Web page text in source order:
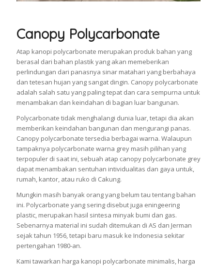
Canopy Polycarbonate
Atap kanopi polycarbonate merupakan produk bahan yang
berasal dari bahan plastik yang akan memeberikan
perlindungan dari panasnya sinar matahari yang berbahaya
dan tetesan hujan yang sangat dingin. Canopy polycarbonate
adalah salah satu yang paling tepat dan cara sempurna untuk
menambakan dan keindahan di bagian luar bangunan.
Polycarbonate tidak menghalangi dunia luar, tetapi dia akan
memberikan keindahan bangunan dan mengurangi panas.
Canopy polycarbonate tersedia berbagai warna. Walaupun
tampaknya polycarbonate warna grey masih pilihan yang
terpopuler di saat ini, sebuah atap canopy polycarbonate grey
dapat menambakan sentuhan intividualitas dan gaya untuk,
rumah, kantor, atau ruko di Cakung.
Mungkin masih banyak orang yang belum tau tentang bahan
ini. Polycarbonate yang sering disebut juga eningeering
plastic, merupakan hasil sintesa minyak bumi dan gas.
Sebenarnya material ini sudah ditemukan di AS dan Jerman
sejak tahun 1956, tetapi baru masuk ke Indonesia sekitar
pertengahan 1980-an.
Kami tawarkan harga kanopi polycarbonate minimalis, harga